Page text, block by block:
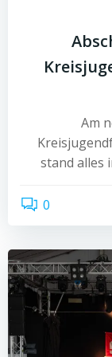
Am
stand alles
0